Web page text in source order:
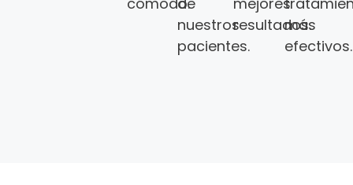
nuestros
pacientes.
resultados.
más
efectivos.